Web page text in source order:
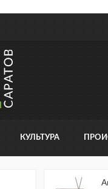
КУЛЬТУРА